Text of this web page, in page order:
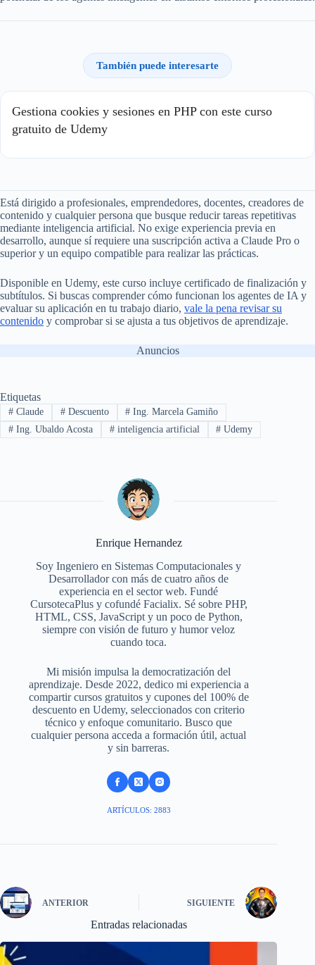
También puede interesarte
Gestiona cookies y sesiones en PHP con este curso
gratuito de Udemy
Está dirigido a profesionales, emprendedores, docentes, creadores de
contenido y cualquier persona que busque reducir tareas repetitivas
mediante inteligencia artificial. No exige experiencia previa en
desarrollo, aunque sí requiere una suscripción activa a Claude Pro o
superior y un equipo compatible para realizar las prácticas.
Disponible en Udemy, este curso incluye certificado de finalización y
subtítulos. Si buscas comprender cómo funcionan los agentes de IA y
evaluar su aplicación en tu trabajo diario, vale la pena revisar su
contenido y comprobar si se ajusta a tus objetivos de aprendizaje.
Anuncios
Etiquetas
#Claude #Descuento # Ing. Marcela Gamiño
#Ing. Ubaldo Acosta #inteligencia artificial # Udemy
Enrique Hernandez
Soy Ingeniero en Sistemas Computacionales y
Desarrollador con más de cuatro años de
experiencia en el sector web. Fundé
CursotecaPlus y cofundé Facialix. Sé sobre PHP,
HTML, CSS, JavaScript y un poco de Python,
siempre con visión de futuro y humor veloz
cuando toca.
Mi misión impulsa la democratización del
aprendizaje. Desde 2022, dedico mi experiencia a
compartir cursos gratuitos y cupones del 100% de
descuento en Udemy, seleccionados con criterio
técnico y enfoque comunitario. Busco que
cualquier persona acceda a formación útil, actual
y sin barreras.
ARTÍCULOS: 2883
ANTERIOR SIGUIENTE
Entradas relacionadas